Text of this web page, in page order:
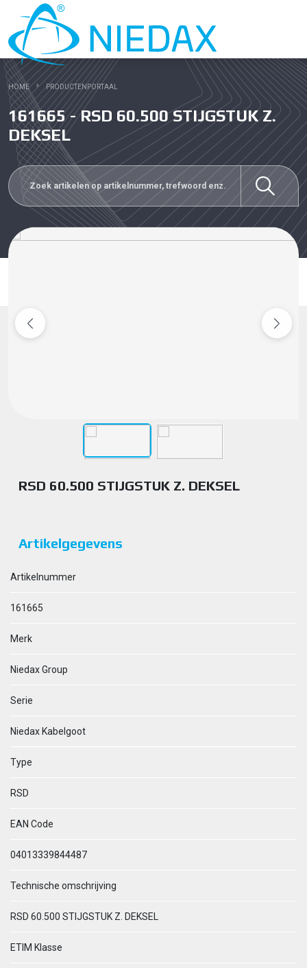
HOME PRODUCTENPORTAAL
161665 - RSD 60.500 STIJGSTUK Z.
DEKSEL
RSD 60.500 STIJGSTUK Z. DEKSEL
Artikelgegevens
Artikelnummer
161665
Merk
Niedax Group
Serie
Niedax Kabelgoot
Type
RSD
EAN Code
04013339844487
Technische omschrijving
RSD 60.500 STIJGSTUK Z. DEKSEL
ETIM Klasse